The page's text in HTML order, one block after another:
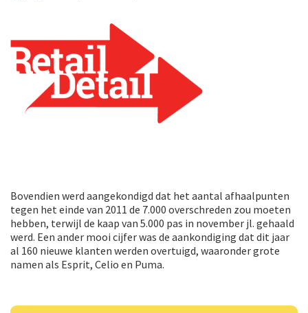
Bovendien werd aangekondigd dat het aantal afhaalpunten
tegen het einde van 2011 de 7.000 overschreden zou moeten
hebben, terwijl de kaap van 5.000 pas in november jl. gehaald
werd. Een ander mooi cijfer was de aankondiging dat dit jaar
al 160 nieuwe klanten werden overtuigd, waaronder grote
namen als Esprit, Celio en Puma.